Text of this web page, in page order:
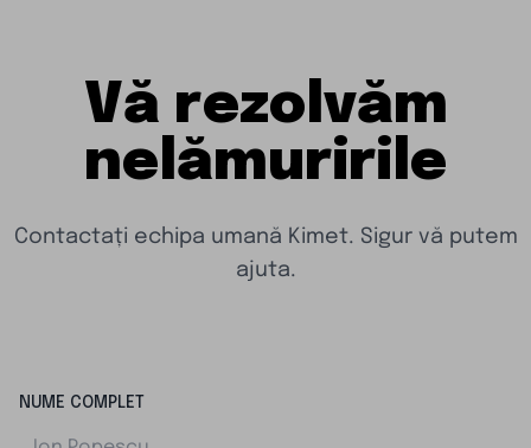
Vă rezolvăm
nelămuririle
Contactați echipa umană Kimet. Sigur vă putem
ajuta.
NUME COMPLET